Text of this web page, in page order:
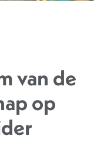
van de
op